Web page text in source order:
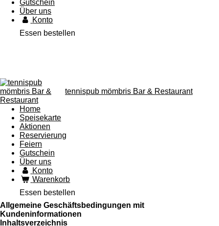
Gutschein
Über uns
Konto
Essen bestellen
tennispub mömbris Bar & Restaurant
Home
Speisekarte
Aktionen
Reservierung
Feiern
Gutschein
Über uns
Konto
Warenkorb
Essen bestellen
Allgemeine Geschäftsbedingungen mit
Kundeninformationen
Inhaltsverzeichnis